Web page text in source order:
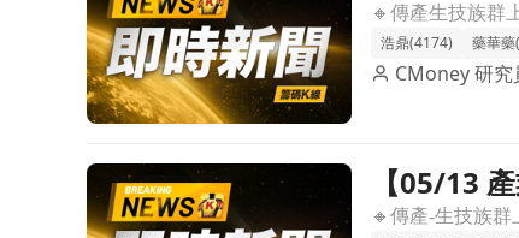
浩鼎(4174)
藥華
CMoney 研究
前往【05/13 產業即時新聞】傳產-生技族群買氣
【05/13
研發成果